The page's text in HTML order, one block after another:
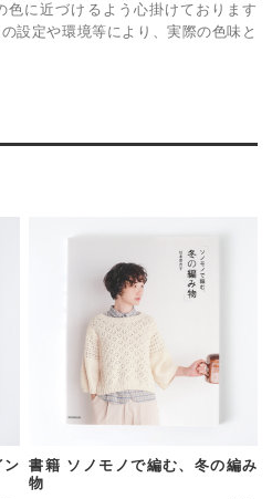
に近づけるよう心掛けております
設定や環境等により、実際の色味と
ン
書籍 ソノモノで編む、冬の編み
物